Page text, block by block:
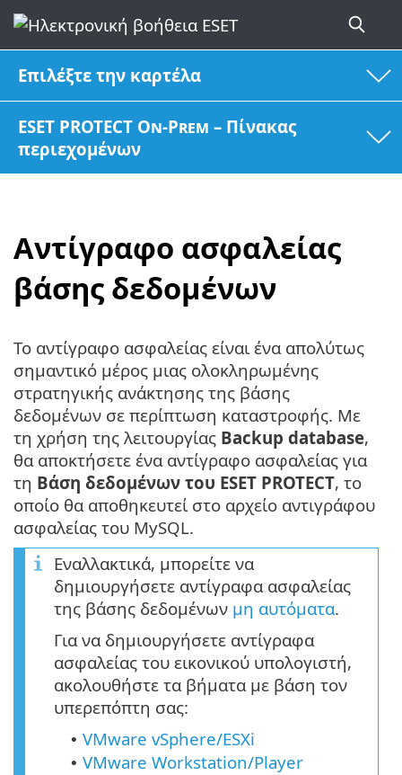
Επιλέξτε την καρτέλα
ESET PROTECT On-Prem – Πίνακας
περιεχομένων
Αντίγραφο ασφαλείας
βάσης δεδομένων
Το αντίγραφο ασφαλείας είναι ένα απολύτως
σημαντικό μέρος μιας ολοκληρωμένης
στρατηγικής ανάκτησης της βάσης
δεδομένων σε περίπτωση καταστροφής. Με
τη χρήση της λειτουργίας Backup database,
θα αποκτήσετε ένα αντίγραφο ασφαλείας για
τη Βάση δεδομένων του ESET PROTECT, το
οποίο θα αποθηκευτεί στο αρχείο αντιγράφου
ασφαλείας του MySQL.
Εναλλακτικά, μπορείτε να
δημιουργήσετε αντίγραφα ασφαλείας
της βάσης δεδομένων μη αυτόματα.
Για να δημιουργήσετε αντίγραφα
ασφαλείας του εικονικού υπολογιστή,
ακολουθήστε τα βήματα με βάση τον
υπερεπόπτη σας:
• VMware vSphere/ESXi
• VMware Workstation/Player